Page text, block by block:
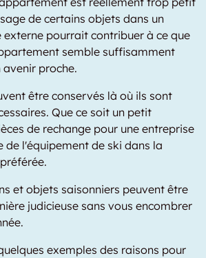
de certains objets dans un
pourrait contribuer à ce que
semble suffisamment
proche.
être conservés là où ils sont
Que ce soit un petit
de rechange pour une entreprise
de l'équipement de ski dans la
et objets saisonniers peuvent être
judicieuse sans vous encombrer
exemples des raisons pour